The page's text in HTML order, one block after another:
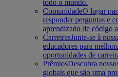
todo o mundo.
ComunidadeO lugar
responder perguntas e
aprendizado de código
CarreirasJunte-se à
educadores para
oportunidades de
PrêmiosDescubra
globais que são uma